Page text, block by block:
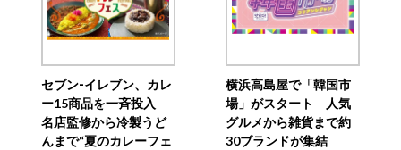
セブン‐イレブン、カレ
ー15商品を一斉投入
名店監修から冷製うど
んまで“夏のカレーフェ
横浜高島屋で「韓国市
場」がスタート 人気
グルメから雑貨まで約
30ブランドが集結